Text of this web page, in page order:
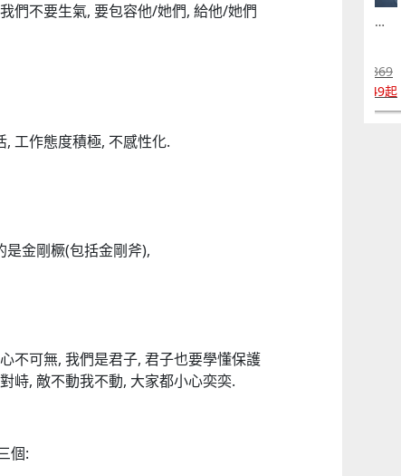
們不要生氣, 要包容他/她們, 給他/她們
工作態度積極, 不感性化.
是金剛橛(包括金剛斧),
不可無, 我們是君子, 君子也要學懂保護
峙, 敵不動我不動, 大家都小心奕奕.
個:
日本 DEAR.MIN 雲感多重軟芯柔托緩壓Peace柔眠枕 (需訂貨)
$369
$349起